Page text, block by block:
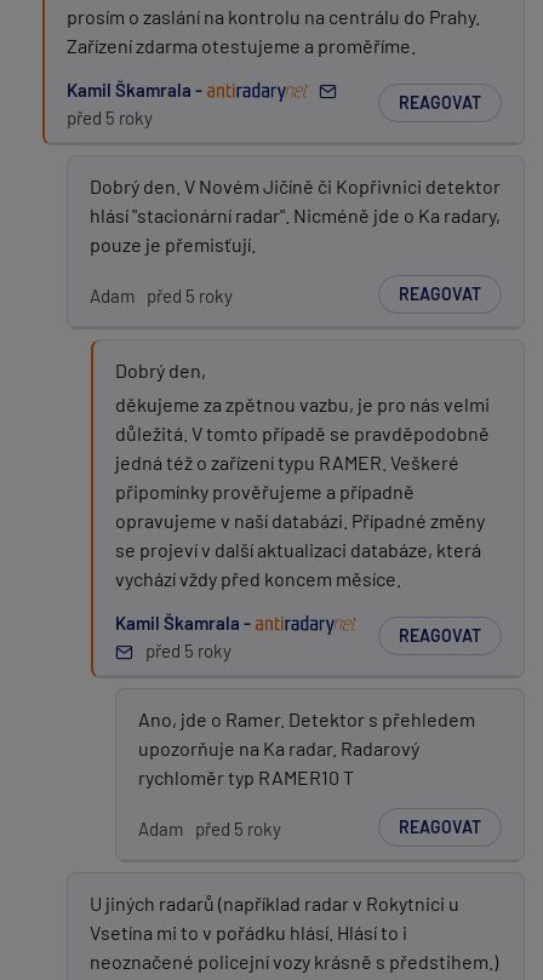
prosím o zaslání na kontrolu na centrálu do Prahy.
Zařízení zdarma otestujeme a proměříme.
Kamil Škamrala -
před 5 roky
REAGOVAT
Dobrý den. V Novém Jičíně či Kopřivnici detektor
hlásí "stacionární radar". Nicméně jde o Ka radary,
pouze je přemisťují.
Adam před 5 roky REAGOVAT
Dobrý den,
děkujeme za zpětnou vazbu, je pro nás velmi
důležitá. V tomto případě se pravděpodobně
jedná též o zařízení typu RAMER. Veškeré
připomínky prověřujeme a případně
opravujeme v naší databázi. Případné změny
se projeví v další aktualizaci databáze, která
vychází vždy před koncem měsíce.
Kamil Škamrala -
před 5 roky
REAGOVAT
Ano, jde o Ramer. Detektor s přehledem
upozorňuje na Ka radar. Radarový
rychloměr typ RAMER10 T
Adam před 5 roky REAGOVAT
U jiných radarů (například radar v Rokytnici u
Vsetína mi to v pořádku hlásí. Hlásí to i
neoznačené policejní vozy krásně s předstihem.)